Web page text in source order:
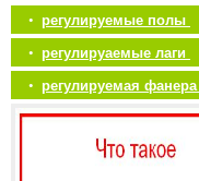
• регулируемые полы
• регулируаемые лаги
• регулируемая фанера